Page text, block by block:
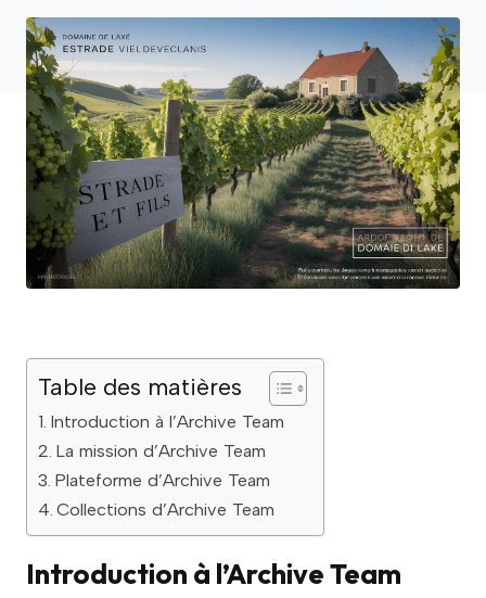
Table des matières
Introduction à l’Archive Team
La mission d’Archive Team
Plateforme d’Archive Team
Collections d’Archive Team
Introduction à l’Archive Team